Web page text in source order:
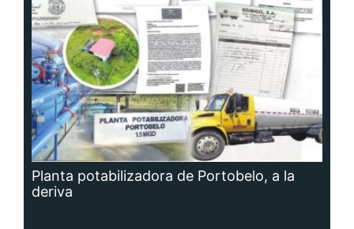
Planta potabilizadora de Portobelo, a la
deriva